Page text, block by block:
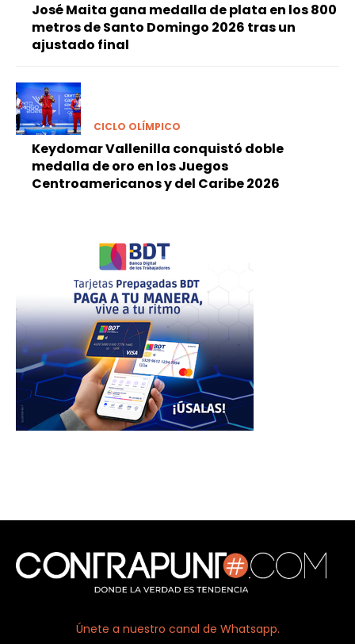
José Maita gana medalla de plata en los 800
metros de Santo Domingo 2026 tras un
ajustado final
CICLO OLÍMPICO
Keydomar Vallenilla conquistó doble
medalla de oro en los Juegos
Centroamericanos y del Caribe 2026
Únete a nuestro canal de Whatsapp.